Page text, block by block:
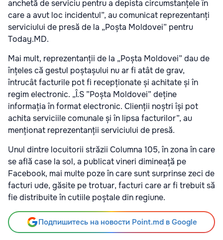
anchetă de serviciu pentru a depista circumstanțele în
care a avut loc incidentul”, au comunicat reprezentanți
serviciului de presă de la „Poșta Moldovei” pentru
Today.MD.
Mai mult, reprezentanții de la „Poșta Moldovei” dau de
înțeles că gestul poștașului nu ar fi atât de grav,
întrucât facturile pot fi recepționate și achitate și în
regim electronic. „Î.S ”Poșta Moldovei” deține
informația în format electronic. Clienții noștri își pot
achita serviciile comunale și în lipsa facturilor”, au
menționat reprezentanții serviciului de presă.
Unul dintre locuitorii străzii Columna 105, în zona în care
se află case la sol, a publicat vineri dimineață pe
Facebook, mai multe poze în care sunt surprinse zeci de
facturi ude, găsite pe trotuar, facturi care ar fi trebuit să
fie distribuite în cutiile poștale din regiune.
Подпишитесь на новости Point.md в Google